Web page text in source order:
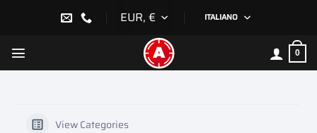
EUR, € ITALIANO
0
View Categories